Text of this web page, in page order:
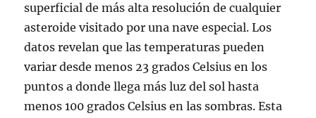
superficial de más alta resolución de cualquier
asteroide visitado por una nave especial. Los
datos revelan que las temperaturas pueden
variar desde menos 23 grados Celsius en los
puntos a donde llega más luz del sol hasta
menos 100 grados Celsius en las sombras. Esta